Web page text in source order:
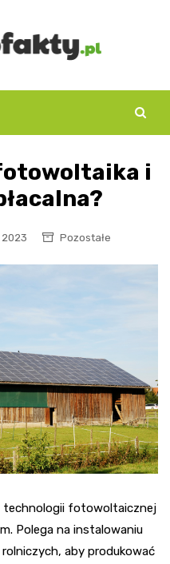
i
Pozostałe
technologii fotowoltaicznej
Polega na instalowaniu
aby produkować